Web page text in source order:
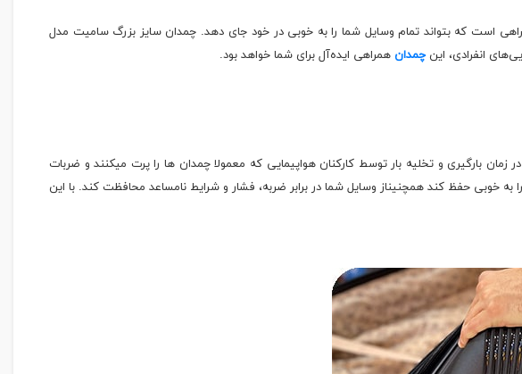
است که بتواند تمام وسایل شما را به خوبی در خود جای دهد. چمدان سایز بزرگ سامیت مدل
انفرادی، اینچمدان همراهی ایده‌آل برای شما خواهد بود.
بارگیری و تخلیه بار توسط کارکنان هواپیمایی که معمولا چمدان ها را پرت میکنند و ضربات
خوبی حفظ کند همچنیناز وسایل شما در برابر ضربه، فشار و شرایط نامساعد محافظت کند. با این